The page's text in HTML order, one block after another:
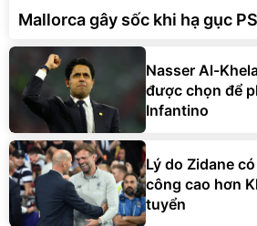
Mallorca gây sốc khi hạ gục
Nasser Al-
được chọn để
Infantino
Lý do Zidane
công cao hơn
tuyển